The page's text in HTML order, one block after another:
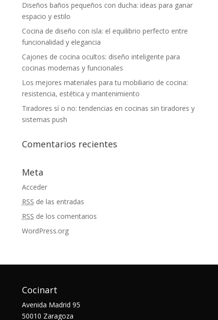
Diseños baños pequeños con ducha: ideas para ganar
espacio y estilo
Cocina de diseño con isla: el equilibrio perfecto entre
funcionalidad y elegancia
Cajones de cocina ocultos: diseño inteligente para
cocinas modernas y funcionales
Los mejores materiales para tu mobiliario de cocina:
resistencia, estética y mantenimiento
Tiradores sí o no: tendencias en cocinas sin tiradores y
sistemas push
Comentarios recientes
Meta
Acceder
RSS de las entradas
RSS de los comentarios
WordPress.org
Cocinart
Avenida Madrid 95
50010 Zaragoza